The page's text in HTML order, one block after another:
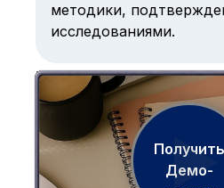
методики,
исследованиями.
Получить
Демо-